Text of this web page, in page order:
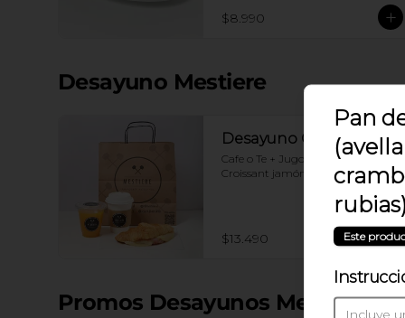
$8.990
Desayuno Mestiere
Desayuno Clásico
Cafe o Te + Jugo naranja +
Croissant jamón y queso
$13.490
Promos Desayunos Mestiere
Pan
rubias)
Este